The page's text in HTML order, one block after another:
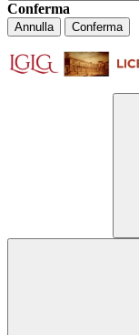
Conferma
Annulla Conferma